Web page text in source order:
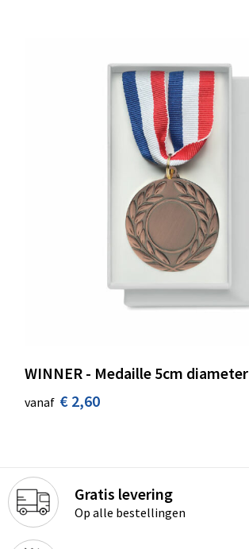
WINNER - Medaille 5cm diameter
vanaf € 2,60
Gratis levering
Op alle bestellingen